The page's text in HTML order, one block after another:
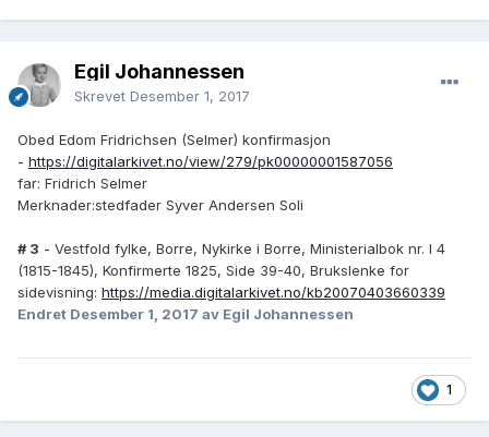
Egil Johannessen
Skrevet Desember 1, 2017
Obed Edom Fridrichsen (Selmer) konfirmasjon
- https://digitalarkivet.no/view/279/pk00000001587056
far: Fridrich Selmer
Merknader:stedfader Syver Andersen Soli
# 3 - Vestfold fylke, Borre, Nykirke i Borre, Ministerialbok nr. I 4
(1815-1845), Konfirmerte 1825, Side 39-40, Brukslenke for
sidevisning: https://media.digitalarkivet.no/kb20070403660339
Endret Desember 1, 2017 av Egil Johannessen
1